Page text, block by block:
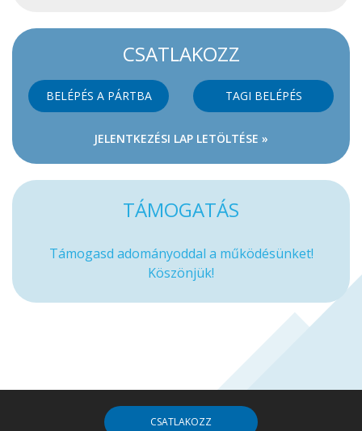
CSATLAKOZZ
BELÉPÉS A PÁRTBA TAGI BELÉPÉS
JELENTKEZÉSI LAP LETÖLTÉSE »
TÁMOGATÁS
Támogasd adományoddal a működésünket!
Köszönjük!
CSATLAKOZZ